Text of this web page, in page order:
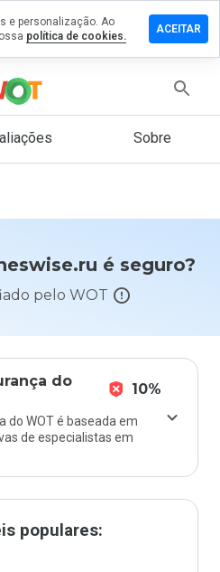
Sobre
é seguro?
pelo WOT
do
10%
do WOT é baseada em
de especialistas em
populares:
e personalização. Ao
política de cookies.
ACEITAR